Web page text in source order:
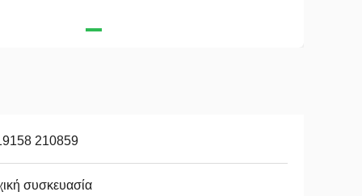
210859
συσκευασία